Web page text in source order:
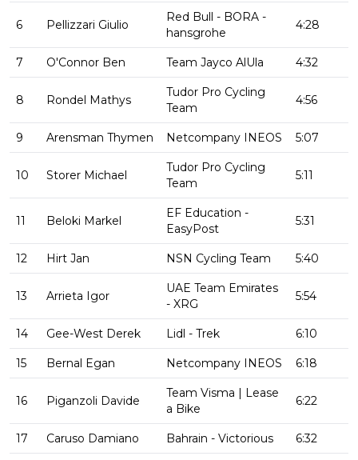
6 Pellizzari Giulio
Red Bull - BORA -
hansgrohe
4:28
7 O'Connor Ben Team Jayco AlUla 4:32
8 Rondel Mathys
Tudor Pro Cycling
Team
4:56
9 Arensman Thymen Netcompany INEOS 5:07
10 Storer Michael
Tudor Pro Cycling
Team
5:11
11 Beloki Markel
EF Education -
EasyPost
5:31
12 Hirt Jan NSN Cycling Team 5:40
13 Arrieta Igor
UAE Team Emirates
- XRG
5:54
14 Gee-West Derek Lidl - Trek 6:10
15 Bernal Egan Netcompany INEOS 6:18
16 Piganzoli Davide
Team Visma | Lease
a Bike
6:22
17 Caruso Damiano Bahrain - Victorious 6:32